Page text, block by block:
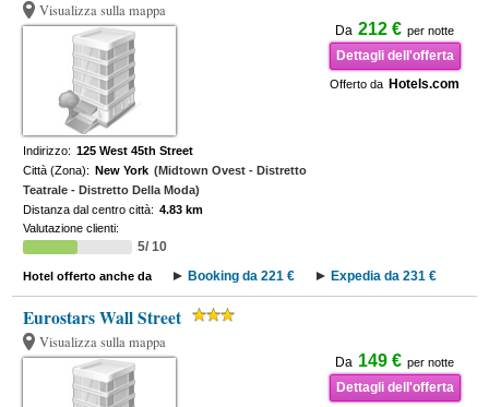
Visualizza sulla mappa
Da 212 € per notte
Dettagli dell'offerta
Offerto da Hotels.com
Indirizzo: 125 West 45th Street
Città (Zona): New York (Midtown Ovest - Distretto
Teatrale - Distretto Della Moda)
Distanza dal centro città: 4.83 km
Valutazione clienti:
5/ 10
Hotel offerto anche da Booking da 221 € Expedia da 231 €
Eurostars Wall Street
Visualizza sulla mappa
Da 149 € per notte
Dettagli dell'offerta